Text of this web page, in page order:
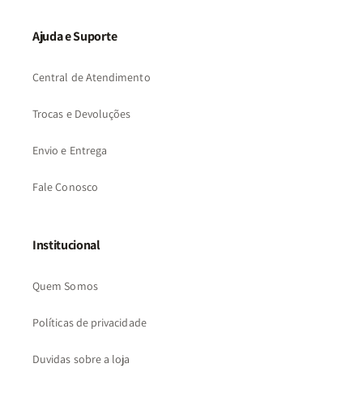
Ajuda e Suporte
Central de Atendimento
Trocas e Devoluções
Envio e Entrega
Fale Conosco
Institucional
Quem Somos
Políticas de privacidade
Duvidas sobre a loja